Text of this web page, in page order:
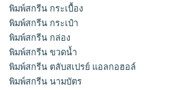
พิมพ์สกรีน กระเบื้อง
พิมพ์สกรีน กระเป๋า
พิมพ์สกรีน กล่อง
พิมพ์สกรีน ขวดน้ำ
พิมพ์สกรีน ตลับสเปรย์ แอลกอฮอล์
พิมพ์สกรีน นามบัตร